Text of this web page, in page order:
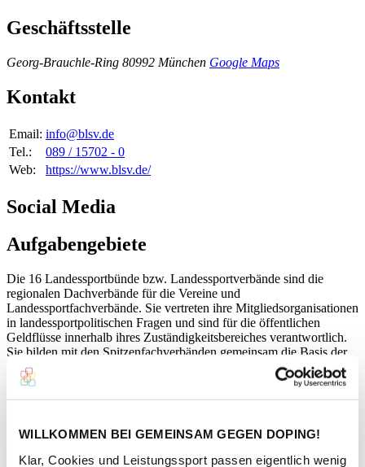
WILLKOMMEN BEI GEMEINSAM GEGEN DOPING!
Klar, Cookies und Leistungssport passen eigentlich wenig
Geschäftsstelle
Georg-Brauchle-Ring 80992 München Google Maps
Kontakt
Email: info@blsv.de
Tel.:
089 / 15702 - 0
Web:
https://www.blsv.de/
Social Media
Aufgabengebiete
Die 16 Landessportbünde bzw. Landessportverbände sind die
regionalen Dachverbände für die Vereine und
Landessportfachverbände. Sie vertreten ihre Mitgliedsorganisationen
in landessportpolitischen Fragen und sind für die öffentlichen
Geldflüsse innerhalb ihres Zuständigkeitsbereiches verantwortlich.
Sie bilden mit den Spitzenfachverbänden gemeinsam die Basis der
Dachorganisation „Deutscher Olympischer Sportbund“.
Zweck des Verbandes ist die Pflege und Förderung des Sportes in
Bayern.